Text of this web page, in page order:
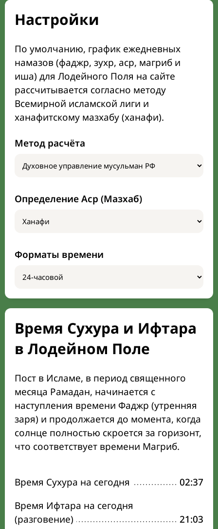
Настройки
По умолчанию, график ежедневных
намазов (фаджр, зухр, аср, магриб и
иша) для Лодейного Поля на сайте
рассчитывается согласно методу
Всемирной исламской лиги и
ханафитскому мазхабу (ханафи).
Метод расчёта
Определение Аср (Мазхаб)
Форматы времени
Время Сухура и Ифтара
в Лодейном Поле
Пост в Исламе, в период священного
месяца Рамадан, начинается с
наступления времени Фаджр (утренняя
заря) и продолжается до момента, когда
солнце полностью скроется за горизонт,
что соответствует времени Магриб.
Время Сухура на сегодня
02:37
Время Ифтара на сегодня
(разговение)
21:03